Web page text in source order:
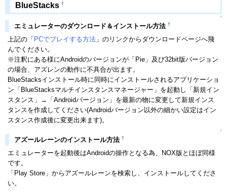
BlueStacks †
↑
エミュレーターのダウンロード＆インストール方法 †
上記の「 PCでプレイする方法 」のリンクからダウンロードページへ飛
んでください。
※注釈にある様にAndroidのバージョンが「Pie」及び32bit版バージョン
の場合、アズレンの動作に不具合が出ます。
BlueStacksインストール時に同時にインストールされるアプリケーショ
ン「BlueStacksマルチインスタンスマネージャー」を起動し「新規イン
スタンス」→「Androidバージョン」を最新の物に変更して新規インス
タンスを作成してください(Androidバージョン以外の細かい設定はイン
スタンス作成後に変更出来ます)。
↑
アズールレーンのインストール方法 †
エミュレーターを起動後はAndroidの操作となる為、NOX版とほぼ同様
です。
「Play Store」からアズールレーンを検索し、インストールしてくださ
い。